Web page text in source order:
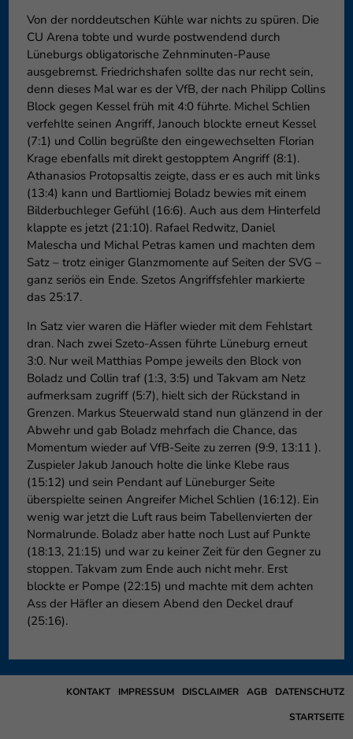
Von der norddeutschen Kühle war nichts zu spüren. Die
CU Arena tobte und wurde postwendend durch
Lüneburgs obligatorische Zehnminuten-Pause
ausgebremst. Friedrichshafen sollte das nur recht sein,
denn dieses Mal war es der VfB, der nach Philipp Collins
Block gegen Kessel früh mit 4:0 führte. Michel Schlien
verfehlte seinen Angriff, Janouch blockte erneut Kessel
(7:1) und Collin begrüßte den eingewechselten Florian
Krage ebenfalls mit direkt gestopptem Angriff (8:1).
Athanasios Protopsaltis zeigte, dass er es auch mit links
(13:4) kann und Bartliomiej Boladz bewies mit einem
Bilderbuchleger Gefühl (16:6). Auch aus dem Hinterfeld
klappte es jetzt (21:10). Rafael Redwitz, Daniel
Malescha und Michal Petras kamen und machten dem
Satz – trotz einiger Glanzmomente auf Seiten der SVG –
ganz seriös ein Ende. Szetos Angriffsfehler markierte
das 25:17.
In Satz vier waren die Häfler wieder mit dem Fehlstart
dran. Nach zwei Szeto-Assen führte Lüneburg erneut
3:0. Nur weil Matthias Pompe jeweils den Block von
Boladz und Collin traf (1:3, 3:5) und Takvam am Netz
aufmerksam zugriff (5:7), hielt sich der Rückstand in
Grenzen. Markus Steuerwald stand nun glänzend in der
Abwehr und gab Boladz mehrfach die Chance, das
Momentum wieder auf VfB-Seite zu zerren (9:9, 13:11 ).
Zuspieler Jakub Janouch holte die linke Klebe raus
(15:12) und sein Pendant auf Lüneburger Seite
überspielte seinen Angreifer Michel Schlien (16:12). Ein
wenig war jetzt die Luft raus beim Tabellenvierten der
Normalrunde. Boladz aber hatte noch Lust auf Punkte
(18:13, 21:15) und war zu keiner Zeit für den Gegner zu
stoppen. Takvam zum Ende auch nicht mehr. Erst
blockte er Pompe (22:15) und machte mit dem achten
Ass der Häfler an diesem Abend den Deckel drauf
(25:16).
DATENSCHUTZ
AGB
DISCLAIMER
IMPRESSUM
KONTAKT
STARTSEITE